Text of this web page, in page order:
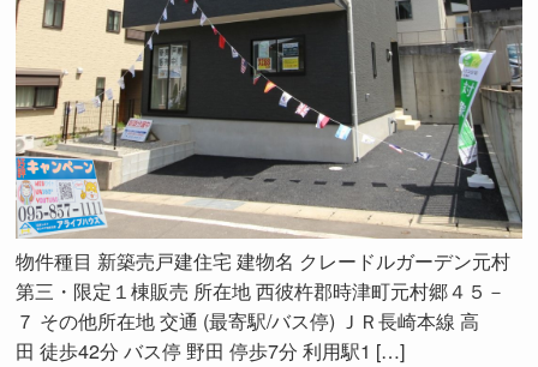
物件種目 新築売戸建住宅 建物名 クレードルガーデン元村
第三・限定１棟販売 所在地 西彼杵郡時津町元村郷４５－
７ その他所在地 交通 (最寄駅/バス停) ＪＲ長崎本線 高
田 徒歩42分 バス停 野田 停歩7分 利用駅1 […]